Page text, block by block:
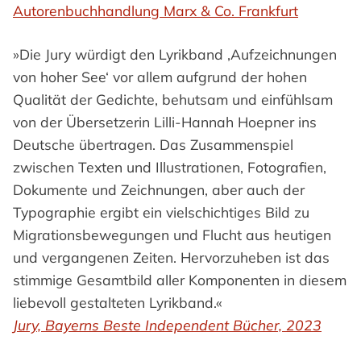
Autorenbuchhandlung Marx & Co. Frankfurt
»Die Jury würdigt den Lyrikband ‚Aufzeichnungen
von hoher See‘ vor allem aufgrund der hohen
Qualität der Gedichte, behutsam und einfühlsam
von der Übersetzerin Lilli-Hannah Hoepner ins
Deutsche übertragen. Das Zusammenspiel
zwischen Texten und Illustrationen, Fotografien,
Dokumente und Zeichnungen, aber auch der
Typographie ergibt ein vielschichtiges Bild zu
Migrationsbewegungen und Flucht aus heutigen
und vergangenen Zeiten. Hervorzuheben ist das
stimmige Gesamtbild aller Komponenten in diesem
liebevoll gestalteten Lyrikband.«
Jury, Bayerns Beste Independent Bücher, 2023